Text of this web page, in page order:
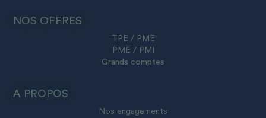
NOS OFFRES
TPE / PME
PME / PMI
Grands comptes
Nos engagements
A PROPOS